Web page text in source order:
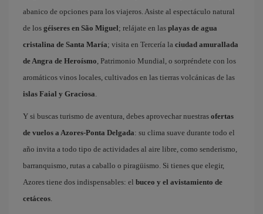
abanico de opciones para los viajeros. Asiste al espectáculo natural
de los géiseres en São Miguel; relájate en las playas de agua
cristalina de Santa María; visita en Tercería la ciudad amurallada
de Angra de Heroísmo, Patrimonio Mundial, o sorpréndete con los
aromáticos vinos locales, cultivados en las tierras volcánicas de las
islas Faial y Graciosa.
Y si buscas turismo de aventura, debes aprovechar nuestras ofertas
de vuelos a Azores-Ponta Delgada: su clima suave durante todo el
año invita a todo tipo de actividades al aire libre, como senderismo,
barranquismo, rutas a caballo o piragüismo. Si tienes que elegir,
Azores tiene dos indispensables: el buceo y el avistamiento de
cetáceos.